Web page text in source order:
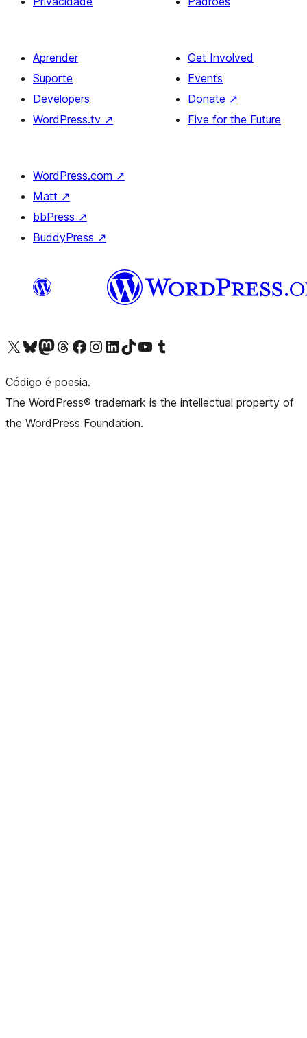
Aprender
Suporte
Developers
WordPress.tv ↗
Get Involved
Events
Donate ↗
Five for the Future
WordPress.com ↗
Matt ↗
bbPress ↗
BuddyPress ↗
Visite a nossa conta X (antigo Twitter)
Visit our Bluesky account
Visit our Mastodon account
Visit our Threads account
Visite a nossa página do Facebook
Visite a nossa conta no Instagram
Visite a nossa conta no LinkedIn
Visit our TikTok account
Visit our YouTube channel
Visit our Tumblr account
Código é poesia.
The WordPress® trademark is the intellectual property of
the WordPress Foundation.